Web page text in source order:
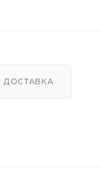
ДОСТАВКА